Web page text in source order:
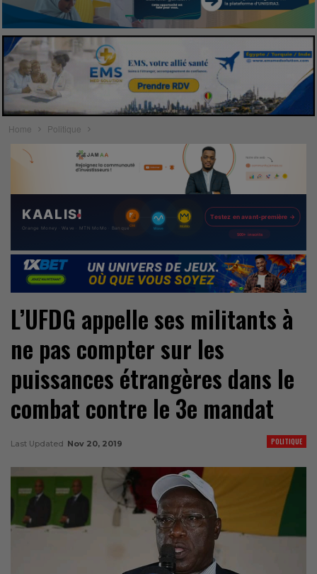
Home Politique
L’UFDG appelle ses militants à
ne pas compter sur les
puissances étrangères dans le
combat contre le 3e mandat
POLITIQUE
Last Updated Nov 20, 2019